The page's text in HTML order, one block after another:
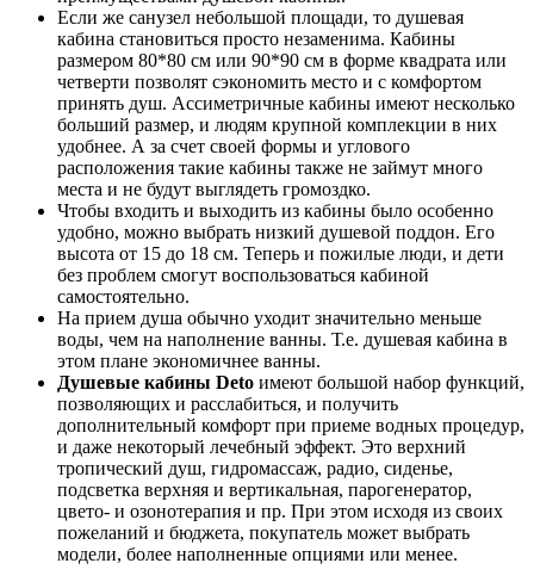
Если же санузел небольшой площади, то душевая
кабина становиться просто незаменима. Кабины
размером 80*80 см или 90*90 см в форме квадрата или
четверти позволят сэкономить место и с комфортом
принять душ. Ассиметричные кабины имеют несколько
больший размер, и людям крупной комплекции в них
удобнее. А за счет своей формы и углового
расположения такие кабины также не займут много
места и не будут выглядеть громоздко.
Чтобы входить и выходить из кабины было особенно
удобно, можно выбрать низкий душевой поддон. Его
высота от 15 до 18 см. Теперь и пожилые люди, и дети
без проблем смогут воспользоваться кабиной
самостоятельно.
На прием душа обычно уходит значительно меньше
воды, чем на наполнение ванны. Т.е. душевая кабина в
этом плане экономичнее ванны.
Душевые кабины Deto имеют большой набор функций,
позволяющих и расслабиться, и получить
дополнительный комфорт при приеме водных процедур,
и даже некоторый лечебный эффект. Это верхний
тропический душ, гидромассаж, радио, сиденье,
подсветка верхняя и вертикальная, парогенератор,
цвето- и озонотерапия и пр. При этом исходя из своих
пожеланий и бюджета, покупатель может выбрать
модели, более наполненные опциями или менее.